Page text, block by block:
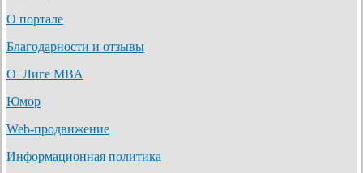
О портале
Благодарности и отзывы
О Лиге MBA
Юмор
Web-продвижение
Информационная политика